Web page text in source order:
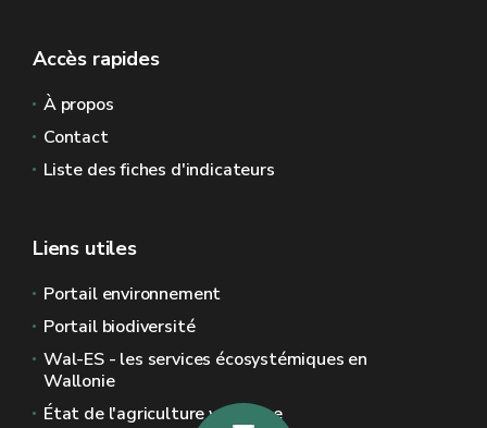
Accès rapides
À propos
Contact
Liste des fiches d'indicateurs
Liens utiles
Portail environnement
Portail biodiversité
Wal-ES - les services écosystémiques en
Wallonie
État de l'agriculture wallonne